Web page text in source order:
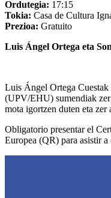
Ordutegia: 17:15
Tokia: Casa de Cultura
Prezioa: Gratuito
Luis Ángel Ortega eta
Luis Ángel Ortega
(UPV/EHU) sumendiak
mota igortzen duten eta
Obligatorio presentar el
Europea (QR) para asistir a